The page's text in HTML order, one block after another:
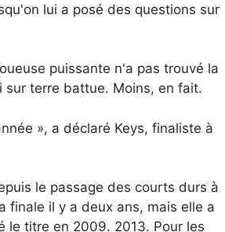
lui a posé des questions sur
puissante n'a pas trouvé la
sur terre battue. Moins, en fait.
», a déclaré Keys, finaliste à
le passage des courts durs à
finale il y a deux ans, mais elle a
le titre en 2009. 2013. Pour les